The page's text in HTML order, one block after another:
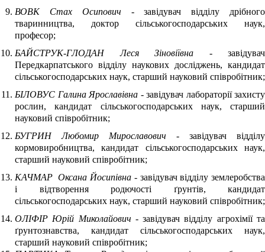
ВОВК Стах Осипович - завідувач відділу дрібного
тваринництва, доктор сільськогосподарських наук,
професор;
БАЙСТРУК-ГЛОДАН Леся Зіновіївна - завідувач
Передкарпатського відділу наукових досліджень, кандидат
сільськогосподарських наук, старший науковий співробітник;
БІЛОВУС Галина Ярославівна - завідувач лабораторії захисту
рослин, кандидат сільськогосподарських наук, старший
науковий співробітник;
БУГРИН Любомир Мирославович - завідувач відділу
кормовиробництва, кандидат сільськогосподарських наук,
старший науковий співробітник;
КАЧМАР Оксана Йосипівна - завідувач відділу землеробства
і відтворення родючості ґрунтів, кандидат
сільськогосподарських наук, старший науковий співробітник;
ОЛІФІР Юрій Миколайович - завідувач відділу агрохімії та
ґрунтознавства, кандидат сільськогосподарських наук,
старший науковий співробітник;